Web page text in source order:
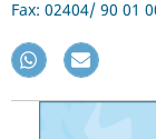
Fax: 02404/ 90 01